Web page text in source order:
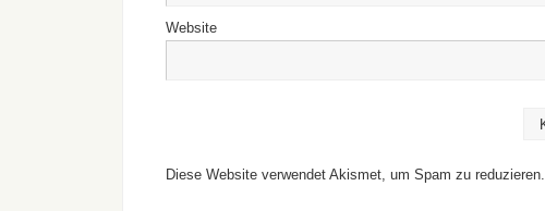
Website
Diese Website verwendet Akismet, um Spam zu reduzieren.